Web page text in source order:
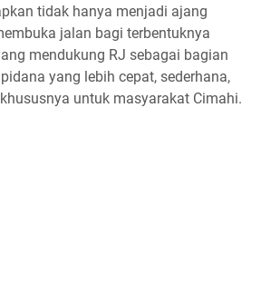
tidak hanya menjadi ajang
jalan bagi terbentuknya
mendukung RJ sebagai bagian
yang lebih cepat, sederhana,
untuk masyarakat Cimahi.